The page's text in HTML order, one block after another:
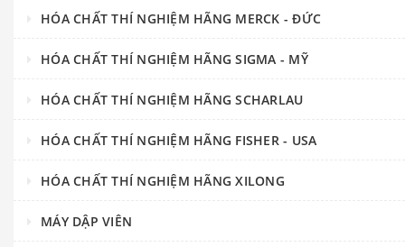
HÓA CHẤT THÍ NGHIỆM HÃNG MERCK - ĐỨC
HÓA CHẤT THÍ NGHIỆM HÃNG SIGMA - MỸ
HÓA CHẤT THÍ NGHIỆM HÃNG SCHARLAU
HÓA CHẤT THÍ NGHIỆM HÃNG FISHER - USA
HÓA CHẤT THÍ NGHIỆM HÃNG XILONG
MÁY DẬP VIÊN